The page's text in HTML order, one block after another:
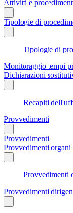
Attività e
Tipologie di
Tipologie di
Monitoraggio tempi
Dichiarazioni
Recapiti
Provvedimenti
Provvedimenti
Provvedimenti
Provvedimenti
Provvedimenti